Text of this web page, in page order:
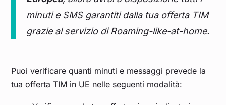
minuti e SMS garantiti dalla tua offerta TIM
grazie al servizio di Roaming-like-at-home.
Puoi verificare quanti minuti e messaggi prevede la
tua offerta TIM in UE nelle seguenti modalità: